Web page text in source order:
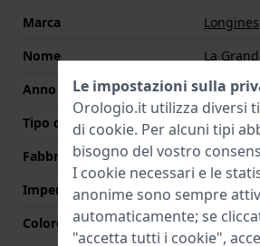
Marca
Longines
Nome
La
Anno
0
Tipo di display
Fabbricato in Svizzera
Si
Impermeabilità
3 Bar
Colore quadrante
Le impostazioni sulla
Orologio.it utilizza diversi
di cookie. Per alcuni tipi
bisogno del vostro
I cookie necessari e le
anonime sono sempre
automaticamente; se
"accetta tutti i cookie",